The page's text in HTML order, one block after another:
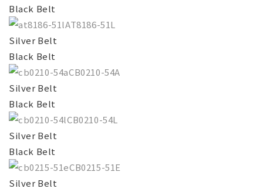
Black Belt
AT8186-51L
Silver Belt
Black Belt
CB0210-54A
Silver Belt
Black Belt
CB0210-54L
Silver Belt
Black Belt
CB0215-51E
Silver Belt